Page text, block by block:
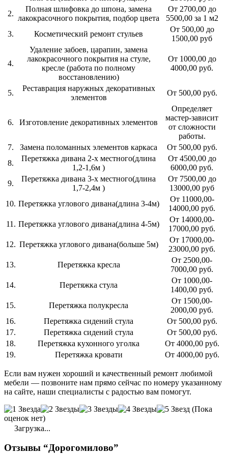
2.
Полная шлифовка до шпона, замена
лакокрасочного покрытия, подбор цвета
От 2700,00 до
5500,00 за 1 м2
3.
Косметический ремонт стульев
От 500,00 до
1500,00 руб
4.
Удаление забоев, царапин, замена
лакокрасочного покрытия на стуле,
кресле (работа по полному
восстановлению)
От 1000,00 до
4000,00 руб.
5.
Реставрация наружных декоративных
элементов
От 500,00 руб.
6. Изготовление декоративных элементов
Определяет
мастер-зависит
от сложности
работы.
7.
Замена поломанных элементов каркаса
От 500,00 руб.
8.
Перетяжка дивана 2-х местного(длина
1,2-1,6м )
От 4500,00 до
6000,00 руб.
9.
Перетяжка дивана 3-х местного(длина
1,7-2,4м )
От 7500,00 до
13000,00 руб
10. Перетяжка углового дивана(длина 3-4м)
От 11000,00-
14000,00 руб.
11. Перетяжка углового дивана(длина 4-5м)
От 14000,00-
17000,00 руб.
12. Перетяжка углового дивана(больше 5м)
От 17000,00-
23000,00 руб.
13.
Перетяжка кресла
От 2500,00-
7000,00 руб.
14.
Перетяжка стула
От 1000,00-
1400,00 руб.
15.
Перетяжка полукресла
От 1500,00-
2000,00 руб.
16.
Перетяжка сидений стула
От 500,00 руб.
17.
Перетяжка сидений стула
От 500,00 руб.
18.
Перетяжка кухонного уголка
От 4000,00 руб.
19.
Перетяжка кровати От 4000,00 руб.
Если вам нужен хороший и качественный ремонт любимой
мебели — позвоните нам прямо сейчас по номеру указанному
на сайте, наши специалисты с радостью вам помогут.
(Пока
оценок нет)
Загрузка...
Отзывы “Дорогомилово”